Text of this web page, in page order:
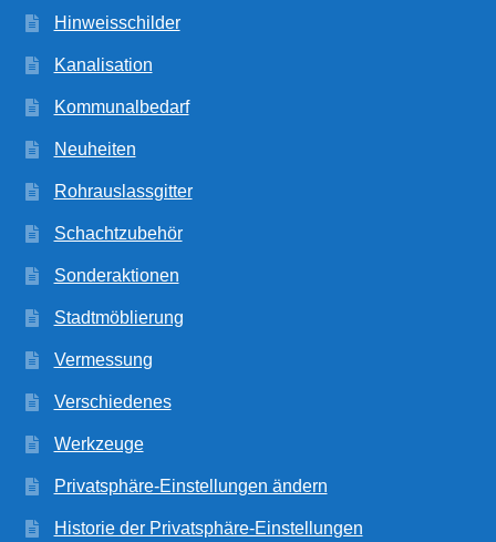
Hinweisschilder
Kanalisation
Kommunalbedarf
Neuheiten
Rohrauslassgitter
Schachtzubehör
Sonderaktionen
Stadtmöblierung
Vermessung
Verschiedenes
Werkzeuge
Privatsphäre-Einstellungen ändern
Historie der Privatsphäre-Einstellungen